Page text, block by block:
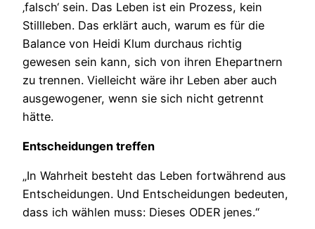
‚falsch‘ sein. Das Leben ist ein Prozess, kein
Stillleben. Das erklärt auch, warum es für die
Balance von Heidi Klum durchaus richtig
gewesen sein kann, sich von ihren Ehepartnern
zu trennen. Vielleicht wäre ihr Leben aber auch
ausgewogener, wenn sie sich nicht getrennt
hätte.
Entscheidungen treffen
„In Wahrheit besteht das Leben fortwährend aus
Entscheidungen. Und Entscheidungen bedeuten,
dass ich wählen muss: Dieses ODER jenes.“